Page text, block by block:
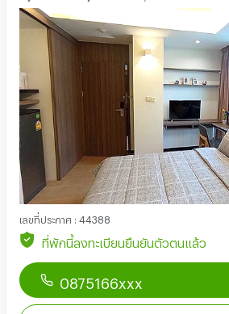
เลขที่ประกาศ : 44388
ที่พักนี้ลงทะเบียนยืนยันตัวตนแล้ว
0875166xxx